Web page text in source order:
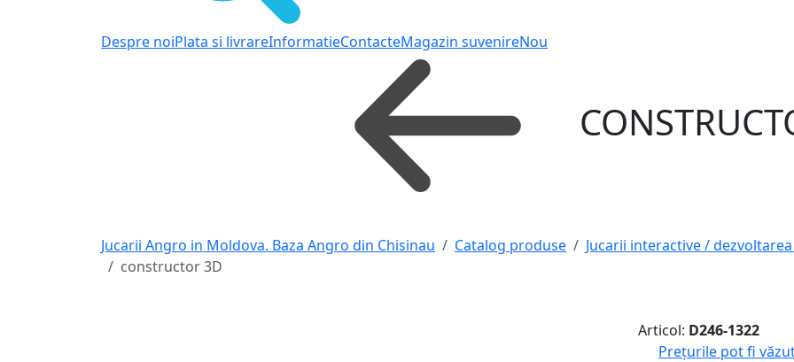
Despre noiPlata si livrareInformatieContacteMagazin suvenireNou
Jucarii Angro in Moldova. Baza Angro din Chisinau Catalog produse Jucarii interactive /
constructor 3D
Articol: D246-1322
Prețurile pot fi